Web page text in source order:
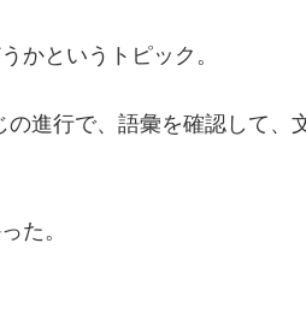
かというトピック。
進行で、語彙を確認して、
た。